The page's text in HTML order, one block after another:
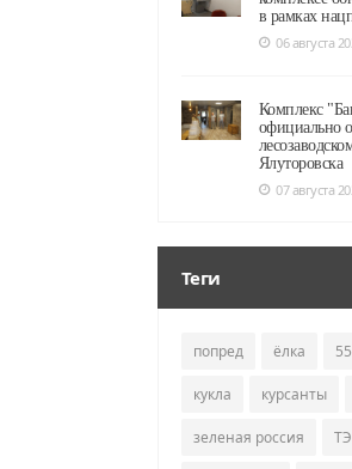
в рамках
06 августа
Комплекс
официально
Ялуторовска
07 августа
Теги
попред ёлка
кукла курсанты
зеленая россия